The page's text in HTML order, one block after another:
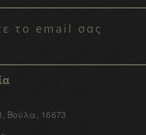
Βούλα, 16673